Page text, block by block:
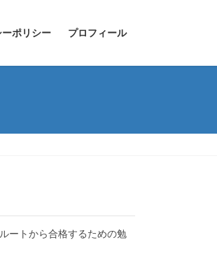
ポリシー プロフィール
ートから合格するための勉